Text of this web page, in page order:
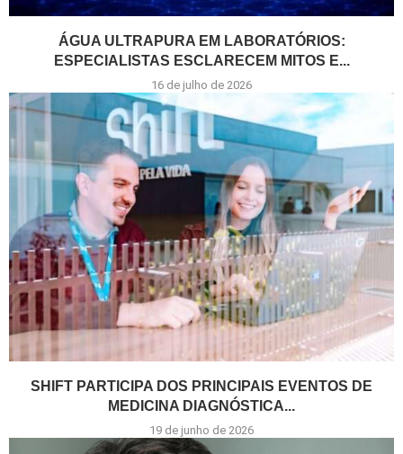
ÁGUA ULTRAPURA EM LABORATÓRIOS:
ESPECIALISTAS ESCLARECEM MITOS E...
16 de julho de 2026
SHIFT PARTICIPA DOS PRINCIPAIS EVENTOS DE
MEDICINA DIAGNÓSTICA...
19 de junho de 2026